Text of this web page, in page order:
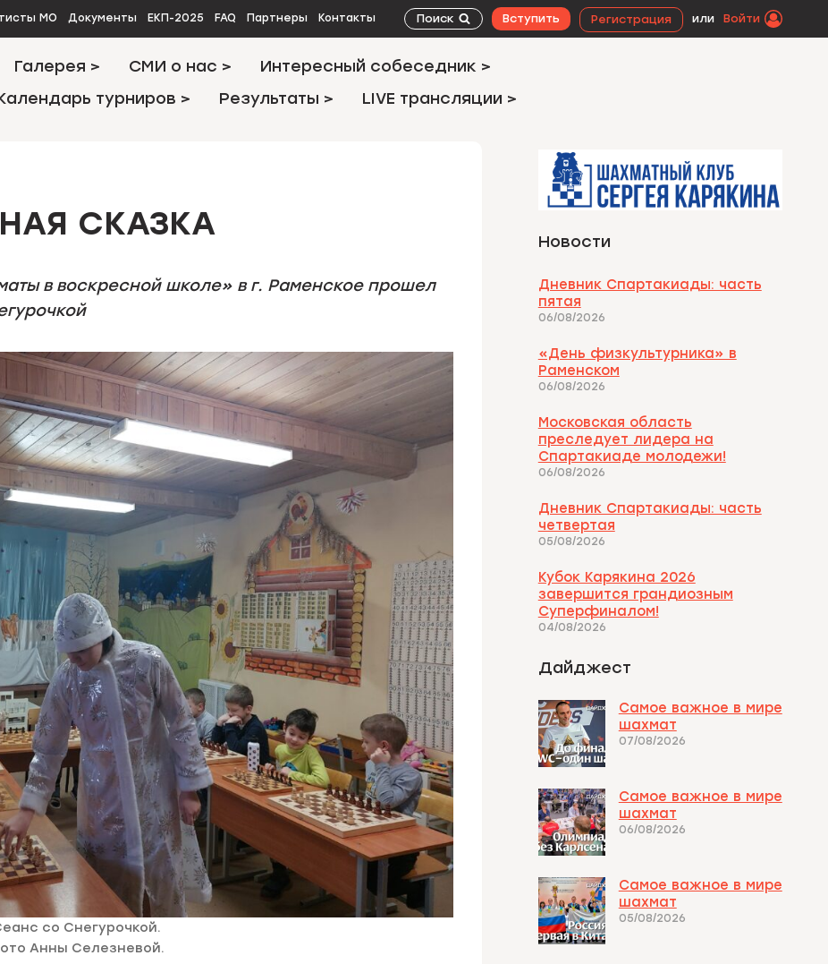
МО Документы ЕКП-2025 FAQ Партнеры Контакты Поиск Вступить Регистрация или Войти
Галерея > СМИ о нас >
Интересный собеседник >
турниров > Результаты > LIVE трансляции >
СКАЗКА
в воскресной школе» в г. Раменское прошел
со Снегурочкой.
Анны Селезневой.
Новости
Дневник Спартакиады: часть
пятая
06/08/2026
«День физкультурника» в
Раменском
06/08/2026
Московская область
преследует лидера на
Спартакиаде молодежи!
06/08/2026
Дневник Спартакиады: часть
четвертая
05/08/2026
Кубок Карякина 2026
завершится грандиозным
Суперфиналом!
04/08/2026
Дайджест
Самое важное в мире
шахмат
07/08/2026
Самое важное в мире
шахмат
06/08/2026
Самое важное в мире
шахмат
05/08/2026